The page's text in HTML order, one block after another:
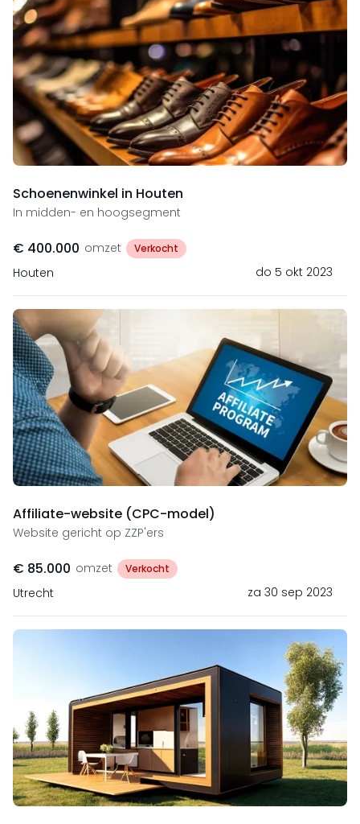
Schoenenwinkel in Houten
In midden- en hoogsegment
€ 400.000 omzet Verkocht
Houten do 5 okt 2023
Affiliate-website (CPC-model)
Website gericht op ZZP'ers
€ 85.000 omzet Verkocht
Utrecht za 30 sep 2023